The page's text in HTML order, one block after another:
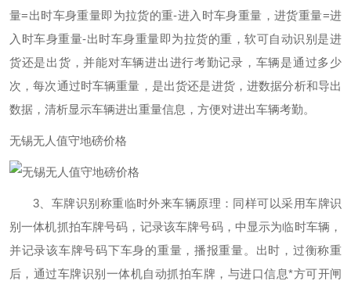
量=出时车身重量即为拉货的重-进入时车身重量，进货重量=进
入时车身重量-出时车身重量即为拉货的重，软可自动识别是进
货还是出货，并能对车辆进出进行考勤记录，车辆是通过多少
次，每次通过时车辆重量，是出货还是进货，进数据分析和导出
数据，清析显示车辆进出重量信息，方便对进出车辆考勤。
无锡无人值守地磅价格
3、车牌识别称重临时外来车辆原理：同样可以采用车牌识
别一体机抓拍车牌号码，记录该车牌号码，中显示为临时车辆，
并记录该车牌号码下车身的重量，播报重量。出时，过衡称重
后，通过车牌识别一体机自动抓拍车牌，与进口信息*方可开闸